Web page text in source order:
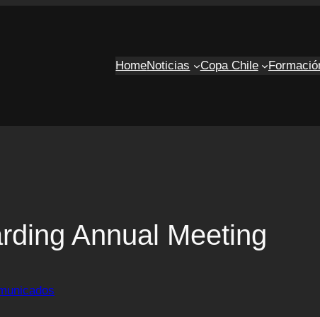
HomeNoticias Copa Chile
Annual Meeting